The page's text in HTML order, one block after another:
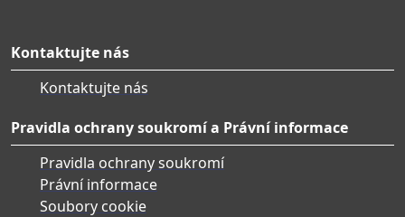
Kontaktujte nás
Kontaktujte nás
Pravidla ochrany soukromí a Právní informace
Pravidla ochrany soukromí
Právní informace
Soubory cookie